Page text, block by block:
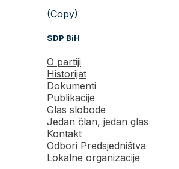
(Copy)
SDP BiH
O partiji
Historijat
Dokumenti
Publikacije
Glas slobode
Jedan član, jedan glas
Kontakt
Odbori Predsjedništva
Lokalne organizacije